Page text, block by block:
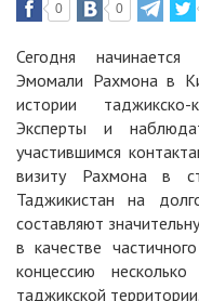
0 0
Сегодня
Эмомали Рахмона в
истории
Эксперты и
участившимся
визиту Рахмона в
Таджикистан на
составляют
в качестве
концессию
таджикской территории.